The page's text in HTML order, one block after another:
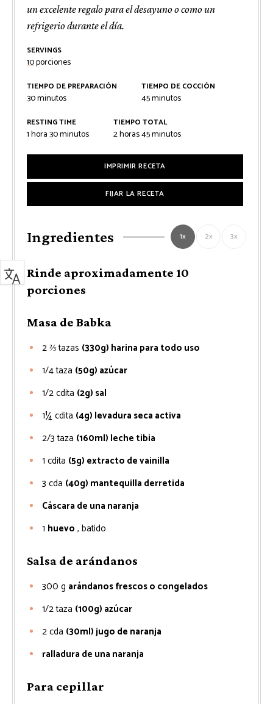
un excelente regalo para el desayuno o como un
refrigerio durante el día.
SERVINGS
10porciones
TIEMPO DE PREPARACIÓN
30minutos
minutos
TIEMPO DE COCCIÓN
45minutos
minutos
RESTING TIME
1hora
hora30minutos
minutos
TIEMPO TOTAL
2horas
horas45minutos
minutos
IMPRIMIR RECETA
FIJAR LA RECETA
Ingredientes 1x 2x 3x
Rinde aproximadamente 10
porciones
Masa de Babka
2 ⅔tazas (330g) harina para todo uso
1/4taza (50g) azúcar
1/2cdita (2g) sal
1¼cdita (4g) levadura seca activa
2/3taza (160ml) leche tibia
1 cdita (5g) extracto de vainilla
3 cda (40g) mantequilla derretida
Cáscara de una naranja
1 huevo , batido
Salsa de arándanos
300 g arándanos frescos o congelados
1/2taza (100g) azúcar
2cda (30ml) jugo de naranja
ralladura de una naranja
Para cepillar